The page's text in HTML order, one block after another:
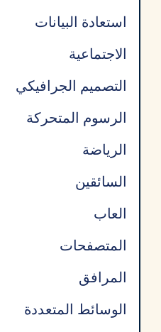
استعادة البيانات
الاجتماعية
التصميم الجرافيكي
الرسوم المتحركة
الرياضة
السائقين
العاب
المتصفحات
المرافق
الوسائط المتعددة